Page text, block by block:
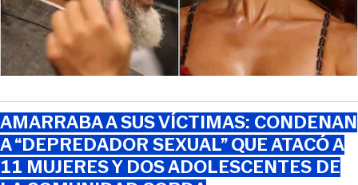
AMARRABA A SUS VÍCTIMAS: CONDENAN
A “DEPREDADOR SEXUAL” QUE ATACÓ A
11 MUJERES Y DOS ADOLESCENTES DE